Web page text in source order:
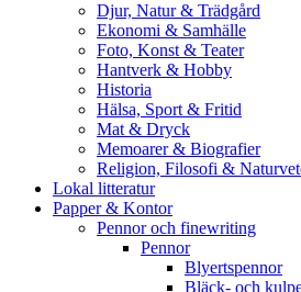
Djur, Natur & Trädgård
Ekonomi & Samhälle
Foto, Konst & Teater
Hantverk & Hobby
Historia
Hälsa, Sport & Fritid
Mat & Dryck
Memoarer & Biografier
Religion, Filosofi &
Lokal litteratur
Papper & Kontor
Pennor och finewriting
Pennor
Blyertspennor
Bläck- och